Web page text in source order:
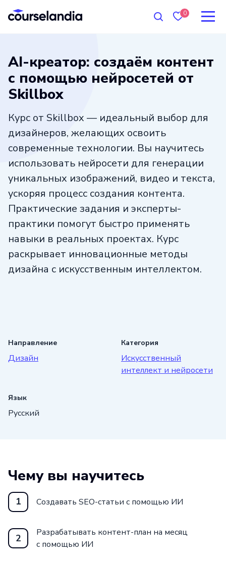
0
AI-креатор: создаём контент
с помощью нейросетей от
Skillbox
Курс от Skillbox — идеальный выбор для
дизайнеров, желающих освоить
современные технологии. Вы научитесь
использовать нейросети для генерации
уникальных изображений, видео и текста,
ускоряя процесс создания контента.
Практические задания и эксперты-
практики помогут быстро применять
навыки в реальных проектах. Курс
раскрывает инновационные методы
дизайна с искусственным интеллектом.
Направление
Дизайн
Категория
Искусственный
интеллект и нейросети
Язык
Русский
Чему вы научитесь
1 Создавать SEO-статьи с помощью ИИ
2
Разрабатывать контент-план на месяц
с помощью ИИ